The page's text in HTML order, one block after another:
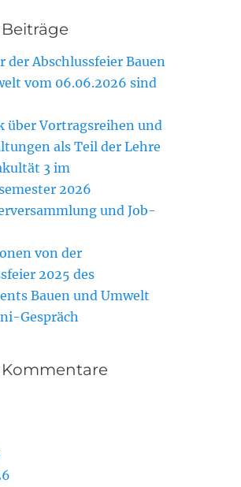
der Abschlussfeier Bauen
vom 06.06.2026 sind
über Vortragsreihen und
als Teil der Lehre
3 im
2026
und Job-
von der
2025 des
Bauen und Umwelt
Gespräch
Kommentare